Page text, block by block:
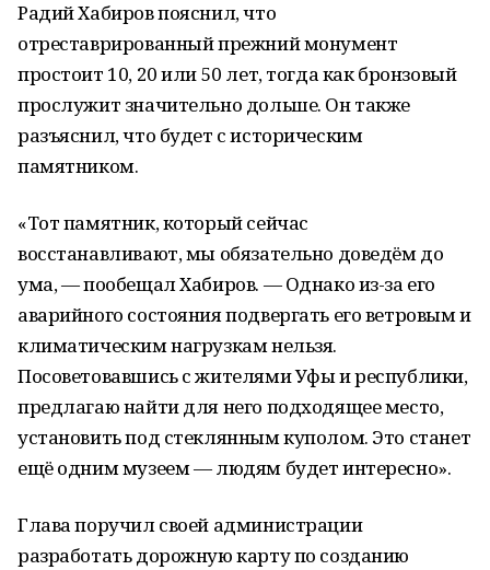
Радий Хабиров пояснил, что
отреставрированный прежний монумент
простоит 10, 20 или 50 лет, тогда как бронзовый
прослужит значительно дольше. Он также
разъяснил, что будет с историческим
памятником.
«Тот памятник, который сейчас
восстанавливают, мы обязательно доведём до
ума, — пообещал Хабиров. — Однако из-за его
аварийного состояния подвергать его ветровым и
климатическим нагрузкам нельзя.
Посоветовавшись с жителями Уфы и республики,
предлагаю найти для него подходящее место,
установить под стеклянным куполом. Это станет
ещё одним музеем — людям будет интересно».
Глава поручил своей администрации
разработать дорожную карту по созданию